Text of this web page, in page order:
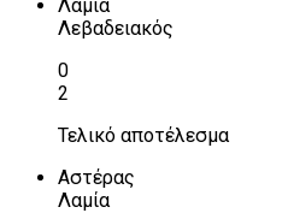
Λαμία
Λεβαδειακός
0
2
Τελικό αποτέλεσμα
Αστέρας
Λαμία